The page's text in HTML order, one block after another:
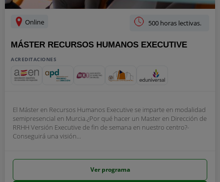
Online 500 horas lectivas.
MÁSTER RECURSOS HUMANOS EXECUTIVE
ACREDITACIONES
El Máster en Recursos Humanos Executive se imparte en modalidad
semipresencial en Murcia.¿Por qué hacer un Master en Dirección de
RRHH Versión Executive de fin de semana en nuestro centro?-
Conseguirá una visión...
Ver programa